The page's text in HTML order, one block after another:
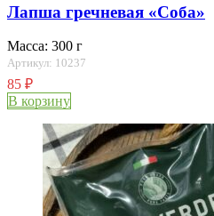
Лапша гречневая «Соба»
Масса: 300 г
Артикул: 10237
85 ₽
В корзину